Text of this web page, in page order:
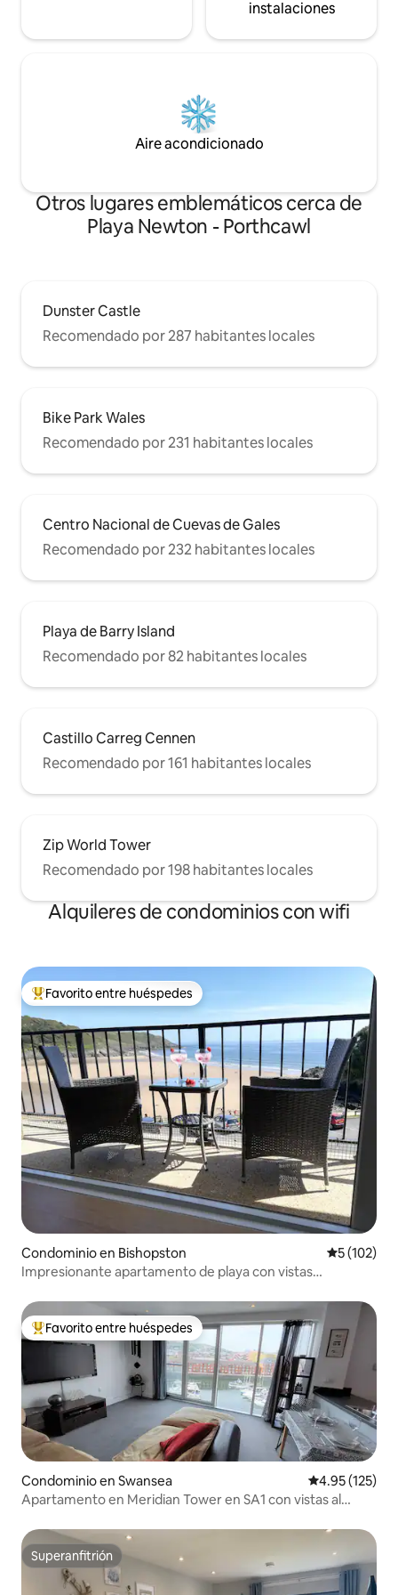
instalaciones
Aire acondicionado
Otros lugares emblemáticos cerca de
Playa Newton - Porthcawl
Dunster Castle
Recomendado por 287 habitantes locales
Bike Park Wales
Recomendado por 231 habitantes locales
Centro Nacional de Cuevas de Gales
Recomendado por 232 habitantes locales
Playa de Barry Island
Recomendado por 82 habitantes locales
Castillo Carreg Cennen
Recomendado por 161 habitantes locales
Zip World Tower
Recomendado por 198 habitantes locales
Alquileres de condominios con wifi
De los mejores en Favorito entre huéspedes
Favorito entre huéspedes
Condominio en Bishopston
5 (102)
Impresionante apartamento de playa con vistas
De los mejores en Favorito entre huéspedes
Favorito entre huéspedes
Condominio en Swansea Calificación
4.95 (125)
Apartamento en Meridian Tower en SA1 con vistas al
Superanfitrión
Superanfitrión